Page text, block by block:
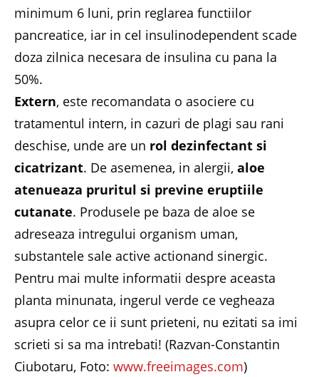
minimum 6 luni, prin reglarea functiilor
pancreatice, iar in cel insulinodependent scade
doza zilnica necesara de insulina cu pana la
50%.
Extern, este recomandata o asociere cu
tratamentul intern, in cazuri de plagi sau rani
deschise, unde are un rol dezinfectant si
cicatrizant. De asemenea, in alergii, aloe
atenueaza pruritul si previne eruptiile
cutanate. Produsele pe baza de aloe se
adreseaza intregului organism uman,
substantele sale active actionand sinergic.
Pentru mai multe informatii despre aceasta
planta minunata, ingerul verde ce vegheaza
asupra celor ce ii sunt prieteni, nu ezitati sa imi
scrieti si sa ma intrebati! (Razvan-Constantin
Ciubotaru, Foto: www.freeimages.com)